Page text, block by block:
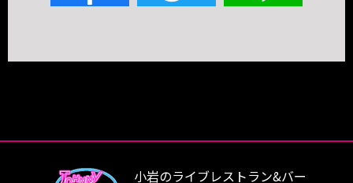
小岩のライブレストラン&バー